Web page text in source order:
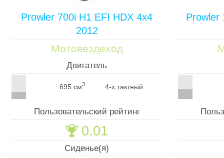
Prowler 700i H1 EFI HDX 4x4
2012
Мотовездеход
Двигатель
695 см3 4-х тактный
Пользовательский рейтинг
🏆 0.01
Сиденье(я)
Prowler